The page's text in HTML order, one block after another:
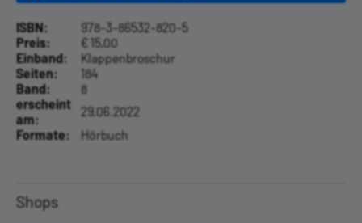
ISBN:
978-3-86532-820-5
Preis:
€ 15,00
Einband:
Klappenbroschur
Seiten:
184
Band:
8
erscheint
am:
29.06.2022
Formate:
Hörbuch
Shops